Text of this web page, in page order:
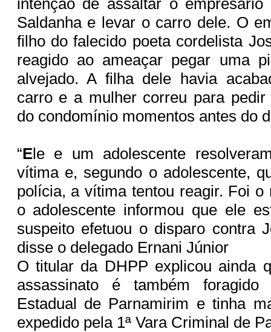
Saldanha e levar o carro dele. O
filho do falecido poeta cordelista
reagido ao ameaçar pegar uma
alvejado. A filha dele havia
carro e a mulher correu para
do condomínio momentos antes do
“Ele e um adolescente
vítima e, segundo o adolescente,
polícia, a vítima tentou reagir. Foi o
o adolescente informou que ele
suspeito efetuou o disparo contra
disse o delegado Ernani Júnior
O titular da DHPP explicou ainda
assassinato é também foragido
Estadual de Parnamirim e tinha
expedido pela 1ª Vara Criminal de